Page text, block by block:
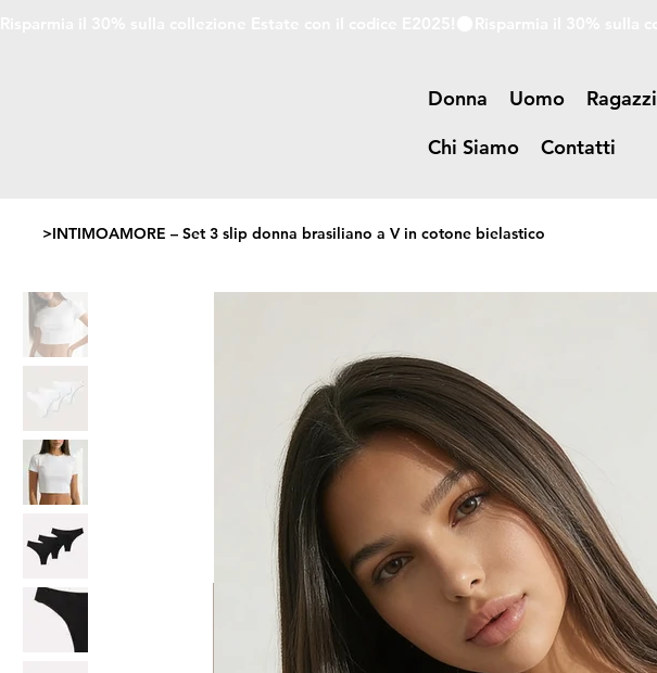
Donna Uomo Ragazzi
Chi Siamo
Contatti
>INTIMOAMORE – Set 3 slip donna brasiliano a V in cotone bielastico